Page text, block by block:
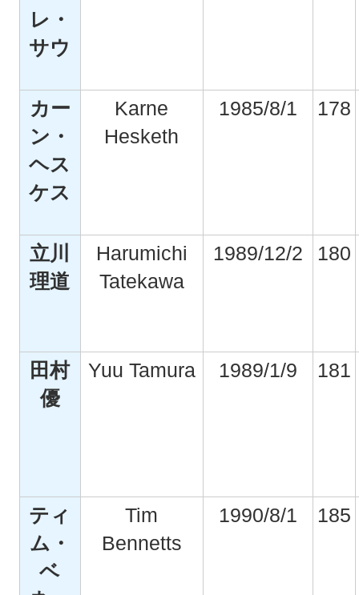
レ・
サウ
カー
ン・
ヘス
ケス
Karne
Hesketh
1985/8/1 178
立川
理道
Harumichi
Tatekawa
1989/12/2 180
田村
優
Yuu Tamura 1989/1/9 181
ティ
ム・
ベ
Tim
Bennetts
1990/8/1 185